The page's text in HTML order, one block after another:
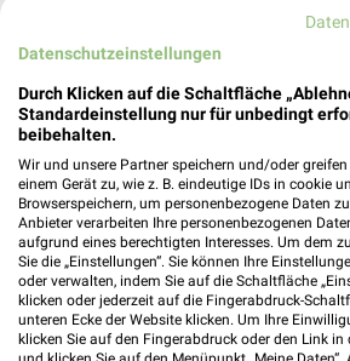
3,9 km
Angebote ab 03.08.
Noch morgen gültig
toom Baumarkt
Datenschutzeinstellungen
Durch Klicken auf die Schaltfläche
Standardeinstellung nur für unbedingt
beibehalten.
Wir und unsere Partner speichern und/oder
einem Gerät zu, wie z. B. eindeutige IDs in cookie
Browserspeichern, um personenbezogene Daten
Anbieter verarbeiten Ihre personenbezogenen
aufgrund eines berechtigten Interesses. Um dem
Sie die „Einstellungen“. Sie können Ihre
oder verwalten, indem Sie auf die Schaltfläche
klicken oder jederzeit auf die Fingerabdruck-
unteren Ecke der Website klicken. Um Ihre
klicken Sie auf den Fingerabdruck oder den Link in